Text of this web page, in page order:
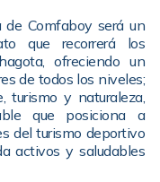
Comfaboy será un
que recorrerá los
ofreciendo un
de todos los niveles;
turismo y naturaleza,
que posiciona a
del turismo deportivo
activos y saludables